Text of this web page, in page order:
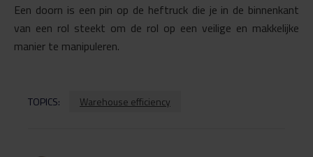
Een doorn is een pin op de heftruck die je in de binnenkant
van een rol steekt om de rol op een veilige en makkelijke
manier te manipuleren.
TOPICS: Warehouse efficiency